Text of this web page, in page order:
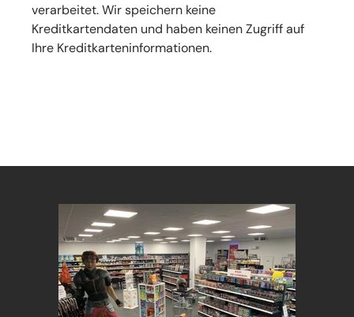
verarbeitet. Wir speichern keine
Kreditkartendaten und haben keinen Zugriff auf
Ihre Kreditkarteninformationen.